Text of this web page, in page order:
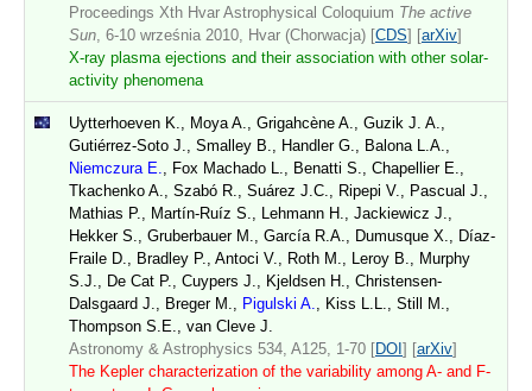
Proceedings Xth Hvar Astrophysical Coloquium The active
Sun , 6-10 września 2010, Hvar (Chorwacja) [CDS] [arXiv]
X-ray plasma ejections and their association with other solar-
activity phenomena
Uytterhoeven K., Moya A., Grigahcène A., Guzik J. A.,
Gutiérrez-Soto J., Smalley B., Handler G., Balona L.A.,
Niemczura E.
, Fox Machado L., Benatti S., Chapellier E.,
Tkachenko A., Szabó R., Suárez J.C., Ripepi V., Pascual J.,
Mathias P., Martín-Ruíz S., Lehmann H., Jackiewicz J.,
Hekker S., Gruberbauer M., García R.A., Dumusque X., Díaz-
Fraile D., Bradley P., Antoci V., Roth M., Leroy B., Murphy
S.J., De Cat P., Cuypers J., Kjeldsen H., Christensen-
Dalsgaard J., Breger M., Pigulski A.
, Kiss L.L., Still M.,
Thompson S.E., van Cleve J.
Astronomy & Astrophysics 534, A125, 1-70 [DOI] [arXiv]
The Kepler characterization of the variability among A- and F-